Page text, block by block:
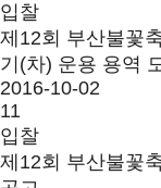
입찰
제12회 부산불꽃
기(차) 운용 용역
2016-10-02
11
입찰
제12회 부산불꽃